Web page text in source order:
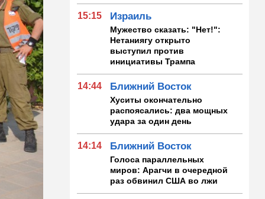
15:15 Израиль
Мужество сказать: "Нет!":
Нетаниягу открыто
выступил против
инициативы Трампа
14:44 Ближний Восток
Хуситы окончательно
распоясались: два мощных
удара за один день
14:14 Ближний Восток
Голоса параллельных
миров: Арагчи в очередной
раз обвинил США во лжи